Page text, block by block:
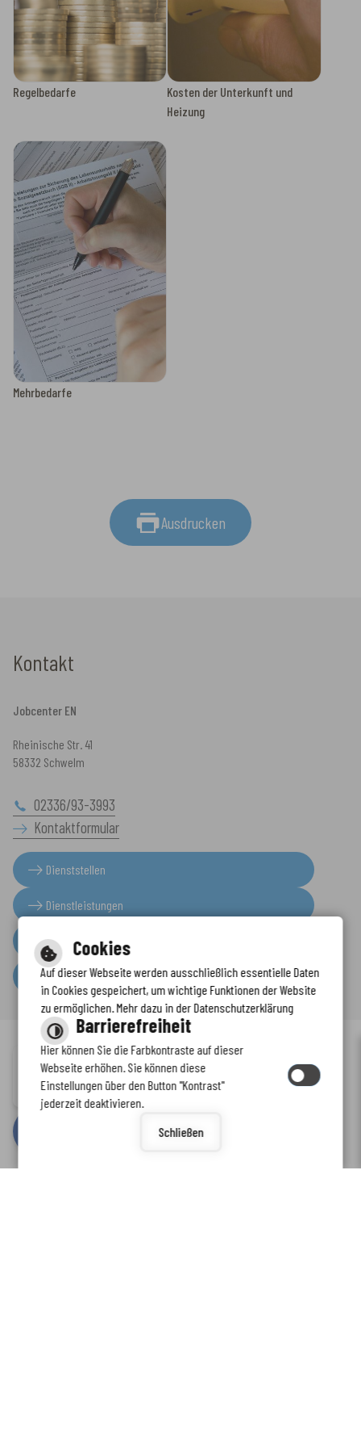
Regelbedarfe
Kosten der Unterkunft und
Heizung
Mehrbedarfe
Ausdrucken
Kontakt
Jobcenter EN
Rheinische Str. 41
58332 Schwelm
02336/93-3993
Kontaktformular
Dienststellen
Dienstleistungen
Presseinformationen
Serviceportal
Inhalt-Impressum-Datenschutzerklärung Kontaktformular -
Barrierefreiheit
bycm citymedia GmbH
Immer auf dem neuesten Stand
www.enkreis.de möchte Ihnen Benachrichtigungen senden
Cookies
Auf dieser Webseite werden ausschließlich essentielle Daten
in Cookies gespeichert, um wichtige Funktionen der Website
zu ermöglichen. Mehr dazu in der Datenschutzerklärung
Barrierefreiheit
Hier können Sie die Farbkontraste auf dieser
Webseite erhöhen. Sie können diese
Einstellungen über den Button "Kontrast"
jederzeit deaktivieren.
Schließen